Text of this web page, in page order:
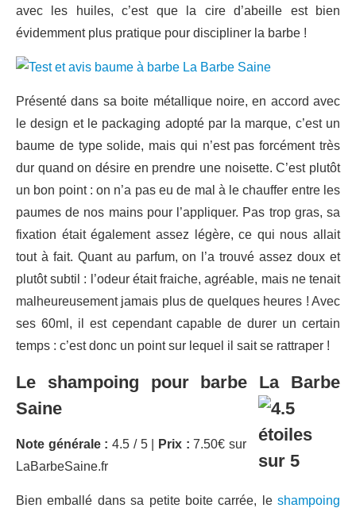
avec les huiles, c’est que la cire d’abeille est bien
évidemment plus pratique pour discipliner la barbe !
Présenté dans sa boite métallique noire, en accord avec
le design et le packaging adopté par la marque, c’est un
baume de type solide, mais qui n’est pas forcément très
dur quand on désire en prendre une noisette. C’est plutôt
un bon point : on n’a pas eu de mal à le chauffer entre les
paumes de nos mains pour l’appliquer. Pas trop gras, sa
fixation était également assez légère, ce qui nous allait
tout à fait. Quant au parfum, on l’a trouvé assez doux et
plutôt subtil : l’odeur était fraiche, agréable, mais ne tenait
malheureusement jamais plus de quelques heures ! Avec
ses 60ml, il est cependant capable de durer un certain
temps : c’est donc un point sur lequel il sait se rattraper !
Le shampoing pour barbe La Barbe
Saine
Note générale : 4.5 / 5 | Prix : 7.50€ sur
LaBarbeSaine.fr
Bien emballé dans sa petite boite carrée, le shampoing